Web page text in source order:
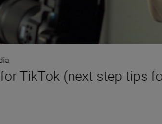
TikTok (next step tips